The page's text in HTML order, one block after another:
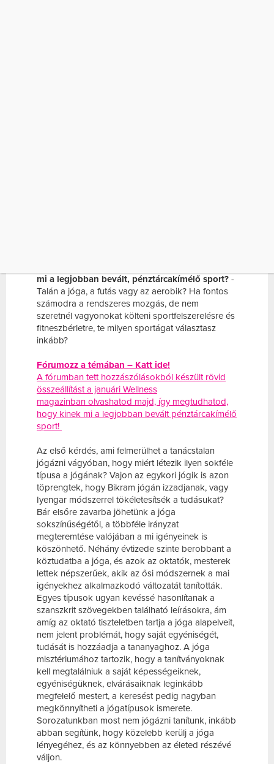
mi a legjobban bevált, pénztárcakímélő sport? -
Talán a jóga, a futás vagy az aerobik? Ha fontos
számodra a rendszeres mozgás, de nem
szeretnél vagyonokat költeni sportfelszerelésre és
fitneszbérletre, te milyen sportágat választasz
inkább?
Fórumozz a témában – Katt ide!
A fórumban tett hozzászólásokból készült rövid
összeállítást a januári Wellness
magazinban olvashatod majd, így megtudhatod,
hogy kinek mi a legjobban bevált pénztárcakímélő
sport!
Az első kérdés, ami felmerülhet a tanácstalan
jógázni vágyóban, hogy miért létezik ilyen sokféle
típusa a jógának? Vajon az egykori jógik is azon
töprengtek, hogy Bikram jógán izzadjanak, vagy
Iyengar módszerrel tökéletesítsék a tudásukat?
Bár elsőre zavarba jöhetünk a jóga
sokszínűségétől, a többféle irányzat
megteremtése valójában a mi igényeinek is
köszönhető. Néhány évtizede szinte berobbant a
köztudatba a jóga, és azok az oktatók, mesterek
lettek népszerűek, akik az ősi módszernek a mai
igényekhez alkalmazkodó változatát tanították.
Egyes típusok ugyan kevéssé hasonlítanak a
szanszkrit szövegekben található leírásokra, ám
amíg az oktató tiszteletben tartja a jóga alapelveit,
nem jelent problémát, hogy saját egyéniségét,
tudását is hozzáadja a tananyaghoz. A jóga
misztériumához tartozik, hogy a tanítványoknak
kell megtalálniuk a saját képességeiknek,
egyéniségüknek, elvárásaiknak leginkább
megfelelő mestert, a keresést pedig nagyban
megkönnyítheti a jógatípusok ismerete.
Sorozatunkban most nem jógázni tanítunk, inkább
abban segítünk, hogy közelebb kerülj a jóga
lényegéhez, és az könnyebben az életed részévé
váljon.